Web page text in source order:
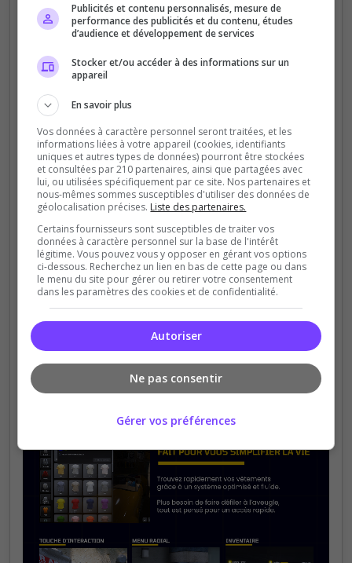
Publicités et contenu personnalisés, mesure de
performance des publicités et du contenu, études
d’audience et développement de services
Stocker et/ou accéder à des informations sur un
appareil
En savoir plus
Vos données à caractère personnel seront traitées, et les
informations liées à votre appareil (cookies, identifiants
uniques et autres types de données) pourront être stockées
et consultées par 210 partenaires, ainsi que partagées avec
lui, ou utilisées spécifiquement par ce site. Nos partenaires et
nous-mêmes sommes susceptibles d'utiliser des données de
géolocalisation précises. Liste des partenaires.
Certains fournisseurs sont susceptibles de traiter vos
données à caractère personnel sur la base de l'intérêt
légitime. Vous pouvez vous y opposer en gérant vos options
ci-dessous. Recherchez un lien en bas de cette page ou dans
le menu du site pour gérer ou retirer votre consentement
dans les paramètres des cookies et de confidentialité.
Autoriser
Ne pas consentir
Gérer vos préférences